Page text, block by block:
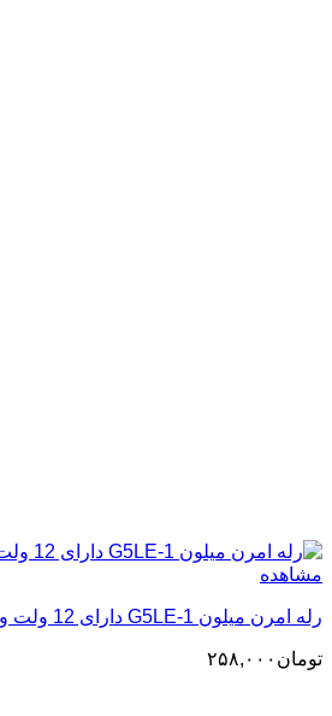
مشاهده
رله امرن میلون G5LE-1 دارای 12 ولت و 5 پین
تومان ۲۵۸,۰۰۰